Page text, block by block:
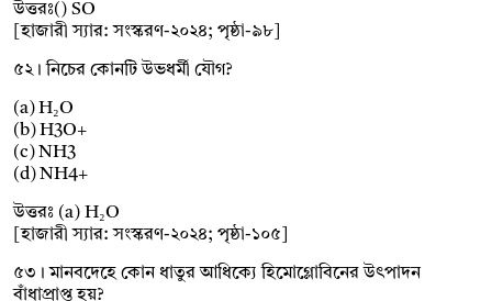
উত্তরঃ() SO
[হাজারী স্যার: সংস্করণ-২০২৪; পৃষ্ঠা-৯৮]
৫২। নিচের কোনটি উভধর্মী যৌগ?
(a) H₂O
(b) H3O+
(c) NH3
(d) NH4+
উত্তরঃ (a) H₂O
[হাজারী স্যার: সংস্করণ-২০২৪; পৃষ্ঠা-১০৫]
৫৩। মানবদেহে কোন ধাতুর আধিক্যে হিমোগ্লোবিনের উৎপাদন
বাঁধাপ্রাপ্ত হয়?